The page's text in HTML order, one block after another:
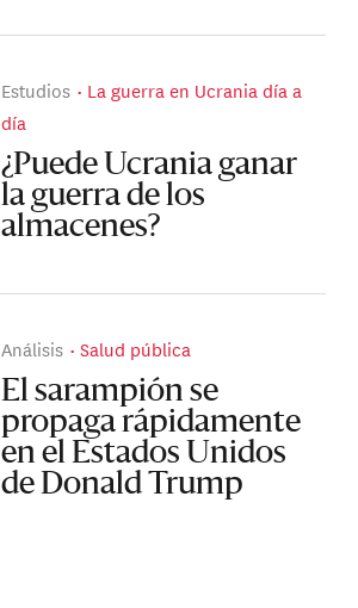
Estudios
La guerra en Ucrania día a
día
¿Puede Ucrania ganar
la guerra de los
almacenes?
Análisis Salud pública
El sarampión se
propaga rápidamente
en el Estados Unidos
de Donald Trump